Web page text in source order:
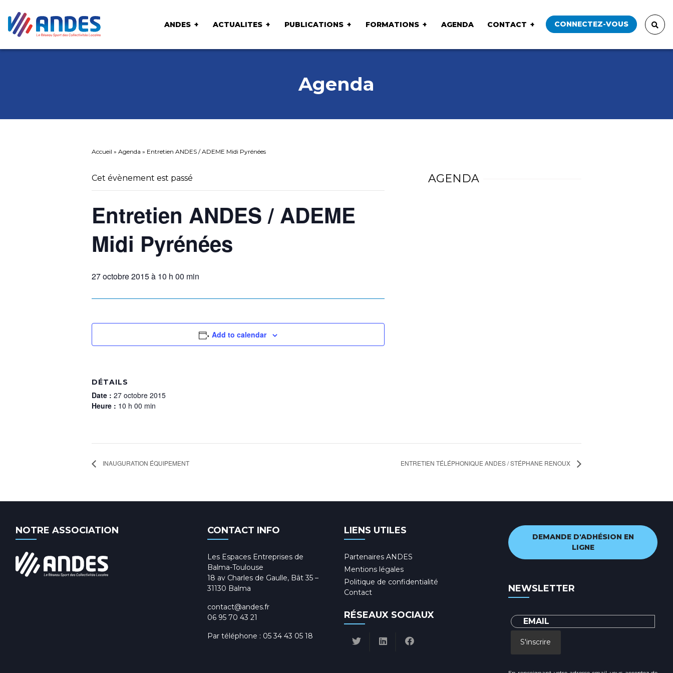
ANDES ACTUALITES PUBLICATIONS FORMATIONS AGENDA CONTACT CONNECTEZ-VOUS
Agenda
Accueil » Agenda » Entretien ANDES / ADEME Midi Pyrénées
Cet évènement est passé
Entretien ANDES / ADEME
Midi Pyrénées
27 octobre 2015 à 10 h 00 min
Add to calendar
DÉTAILS
Date : 27 octobre 2015
Heure : 10 h 00 min
AGENDA
INAUGURATION ÉQUIPEMENT ENTRETIEN TÉLÉPHONIQUE ANDES / STÉPHANE RENOUX
NOTRE ASSOCIATION CONTACT INFO
Les Espaces Entreprises de
Balma-Toulouse
18 av Charles de Gaulle, Bât 35 –
31130 Balma
contact@andes.fr
06 95 70 43 21
Par téléphone : 05 34 43 05 18
LIENS UTILES
Partenaires ANDES
Mentions légales
Politique de confidentialité
Contact
RÉSEAUX SOCIAUX
DEMANDE D'ADHÉSION EN
LIGNE
NEWSLETTER
S'inscrire